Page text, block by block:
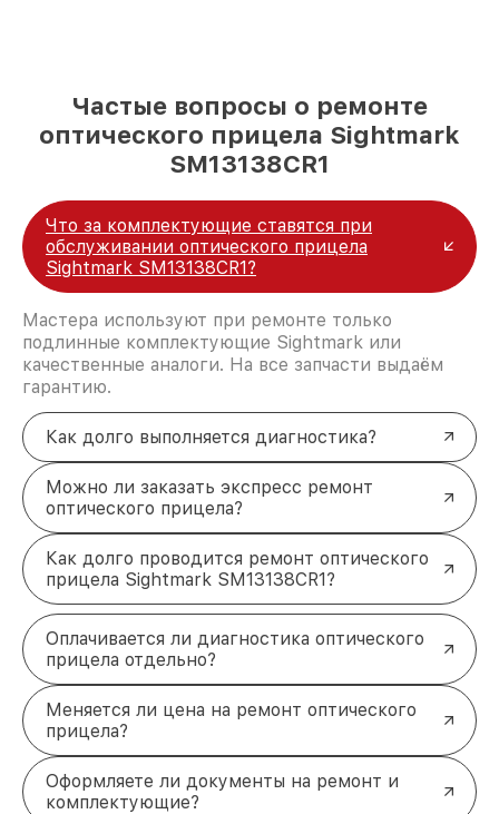
Частые вопросы о ремонте
оптического прицела Sightmark
SM13138CR1
Что за комплектующие ставятся при
обслуживании оптического прицела
Sightmark SM13138CR1?
Мастера используют при ремонте только
подлинные комплектующие Sightmark или
качественные аналоги. На все запчасти выдаём
гарантию.
Как долго выполняется диагностика?
Можно ли заказать экспресс ремонт
оптического прицела?
Как долго проводится ремонт оптического
прицела Sightmark SM13138CR1?
Оплачивается ли диагностика оптического
прицела отдельно?
Меняется ли цена на ремонт оптического
прицела?
Оформляете ли документы на ремонт и
комплектующие?